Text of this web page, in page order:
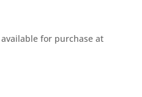
for purchase at